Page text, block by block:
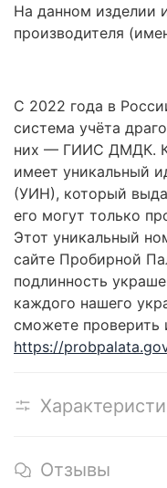
На данном изделии
производителя
С 2022 года в
система учёта
них — ГИИС ДМДК.
имеет уникальный
(УИН), который
его могут только
Этот уникальный
сайте Пробирной
подлинность
каждого нашего
сможете
https://
Отзывы